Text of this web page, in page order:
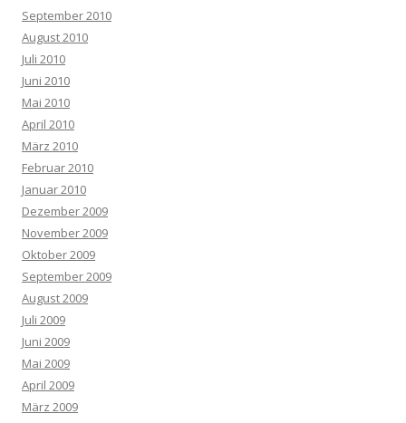
September 2010
August 2010
Juli 2010
Juni 2010
Mai 2010
April 2010
März 2010
Februar 2010
Januar 2010
Dezember 2009
November 2009
Oktober 2009
September 2009
August 2009
Juli 2009
Juni 2009
Mai 2009
April 2009
März 2009